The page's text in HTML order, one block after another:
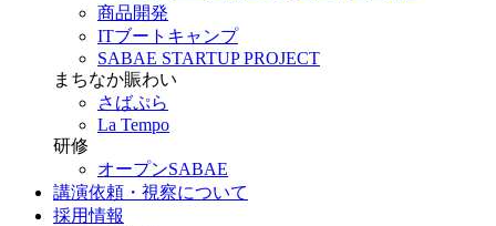
商品開発
ITブートキャンプ
SABAE STARTUP PROJECT
まちなか賑わい
さばぷら
La Tempo
研修
オープンSABAE
講演依頼・視察について
採用情報